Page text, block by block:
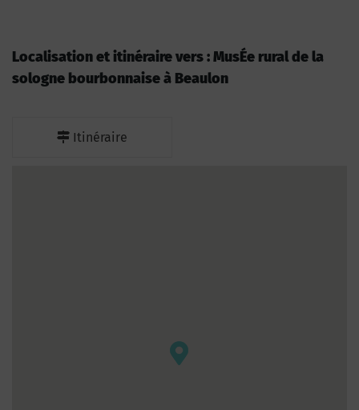
Localisation et itinéraire vers : MusÉe rural de la
sologne bourbonnaise à Beaulon
Itinéraire